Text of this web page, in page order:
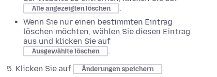
Alle angezeigten löschen
.
Wenn Sie nur einen bestimmten Eintrag
löschen möchten, wählen Sie diesen Eintrag
aus und klicken Sie auf
Ausgewählte löschen
.
Klicken Sie auf
Änderungen speichern
.